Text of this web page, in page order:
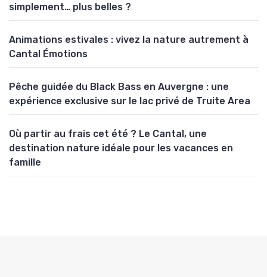
simplement… plus belles ?
Animations estivales : vivez la nature autrement à
Cantal Émotions
Pêche guidée du Black Bass en Auvergne : une
expérience exclusive sur le lac privé de Truite Area
Où partir au frais cet été ? Le Cantal, une
destination nature idéale pour les vacances en
famille